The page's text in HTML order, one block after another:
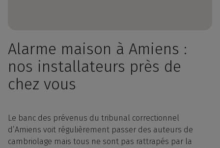
Alarme maison à Amiens :
nos installateurs près de
chez vous
Le banc des prévenus du tribunal correctionnel
d’Amiens voit régulièrement passer des auteurs de
cambriolage mais tous ne sont pas rattrapés par la